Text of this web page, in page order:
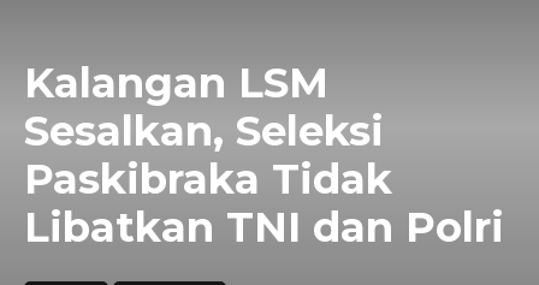
Kalangan LSM
Sesalkan, Seleksi
Paskibraka Tidak
Libatkan TNI dan Polri